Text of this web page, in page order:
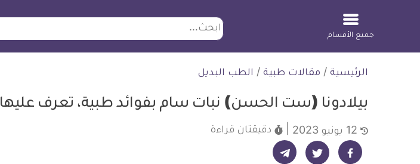
ابحث
جميع الأقسام
الرئيسية / مقالات طبية / الطب البديل
بيلادونا (ست الحسن) نبات سام بفوائد طبية، تعرف عليها
دقيقتان قراءة
شارك على فيسبوك - ديلي ميديكال انفو شارك على تويتر - ديلي ميديكال انفو شارك على تيليجرام - ديلي ميديكال انفو